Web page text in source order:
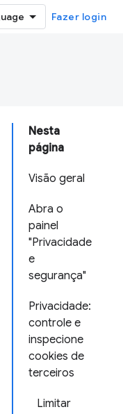
Fazer login
Nesta
página
Visão geral
Abra o
painel
"Privacidade
e
segurança"
Privacidade:
controle e
inspecione
cookies de
terceiros
Limitar